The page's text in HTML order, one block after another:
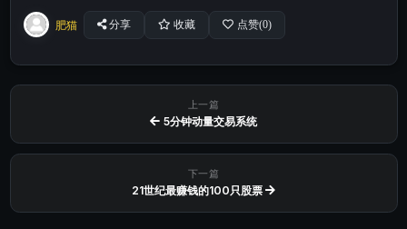
肥猫 分享 收藏 点赞(0)
上一篇
5分钟动量交易系统
下一篇
21世纪最赚钱的100只股票